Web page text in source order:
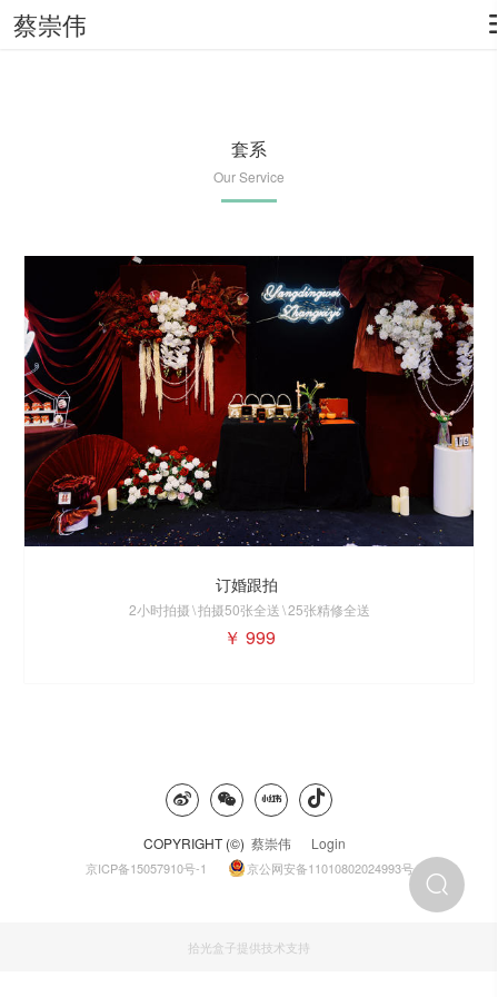
蔡崇伟
套系
Our Service
订婚跟拍
2小时拍摄\拍摄50张全送\25张精修全送
￥ 999
COPYRIGHT (©) 蔡崇伟 Login
京ICP备15057910号-1 京公网安备11010802024993号
拾光盒子提供技术支持